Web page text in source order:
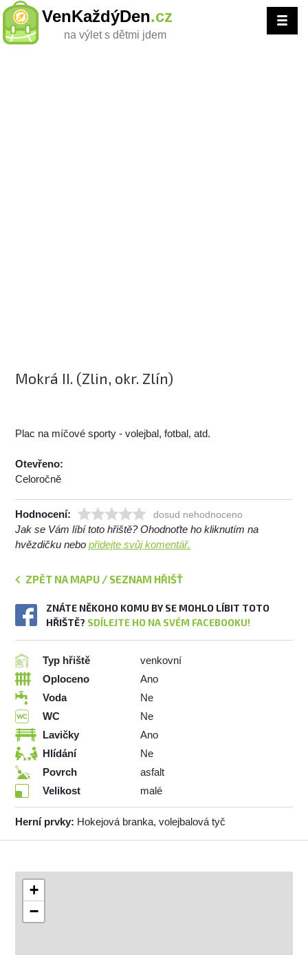
VenKaždýDen.cz
na výlet s dětmi jdem
Mokrá II. (Zlin, okr. Zlín)
Plac na míčové sporty - volejbal, fotbal, atd.
Otevřeno:
Celoročně
Hodnocení: dosud nehodnoceno
Jak se Vám líbí toto hřiště? Ohodnoťte ho kliknutím na
hvězdičku nebopřidejte svůj komentář.
ZPĚT NA MAPU / SEZNAM HŘIŠŤ
ZNÁTE NĚKOHO KOMU BY SE MOHLO LÍBIT TOTO
HŘIŠTĚ? SDÍLEJTE HO NA SVÉM FACEBOOKU!
Typ hřiště
venkovní
Oploceno
Ano
Voda
Ne
WC
Ne
Lavičky
Ano
Hlídání
Ne
Povrch
asfalt
Velikost
malé
Herní prvky: Hokejová branka, volejbalová tyč
+
−